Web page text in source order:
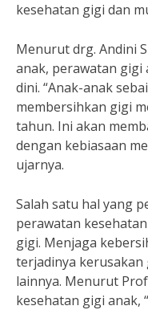
kesehatan gigi dan
Menurut drg. Andini
anak, perawatan gigi
dini. “Anak-anak
membersihkan gigi
tahun. Ini akan
dengan kebiasaan
ujarnya.
Salah satu hal yang
perawatan
gigi. Menjaga
terjadinya kerusakan
lainnya. Menurut
kesehatan gigi anak,